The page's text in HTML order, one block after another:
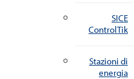
SICE
ControlTik
Stazioni di
energia